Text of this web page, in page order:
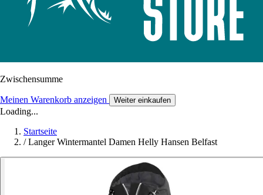
Zwischensumme
Meinen Warenkorb anzeigen Weiter einkaufen
Loading...
Startseite
/ Langer Wintermantel Damen Helly Hansen Belfast